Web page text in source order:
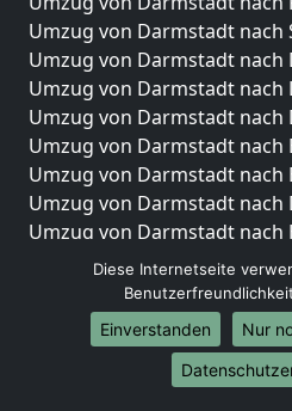
Umzug von Darmstadt
Umzug von Darmstadt nach
Umzug von Darmstadt nach
Umzug von Darmstadt
Umzug von Darmstadt nach
Umzug von Darmstadt nach
Umzug von Darmstadt nach
Umzug von Darmstadt nach
Umzug von Darmstadt
Umzug von Darmstadt
Umzug von Darmstadt nach
Umzug von Darmstadt
Umzug von Darmstadt nach
Diese Internetseite
Einverstanden
Nur